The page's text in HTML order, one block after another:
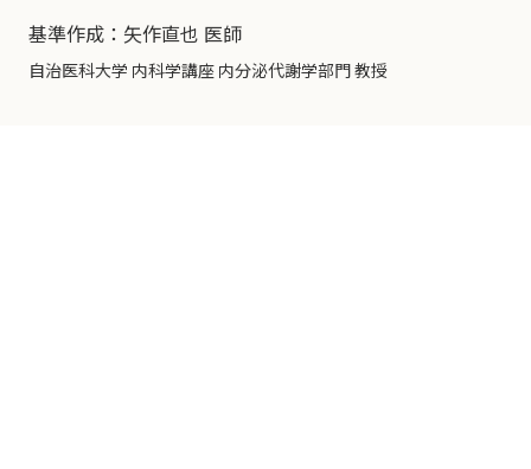
基準作成：矢作直也 医師
自治医科大学 内科学講座 内分泌代謝学部門 教授